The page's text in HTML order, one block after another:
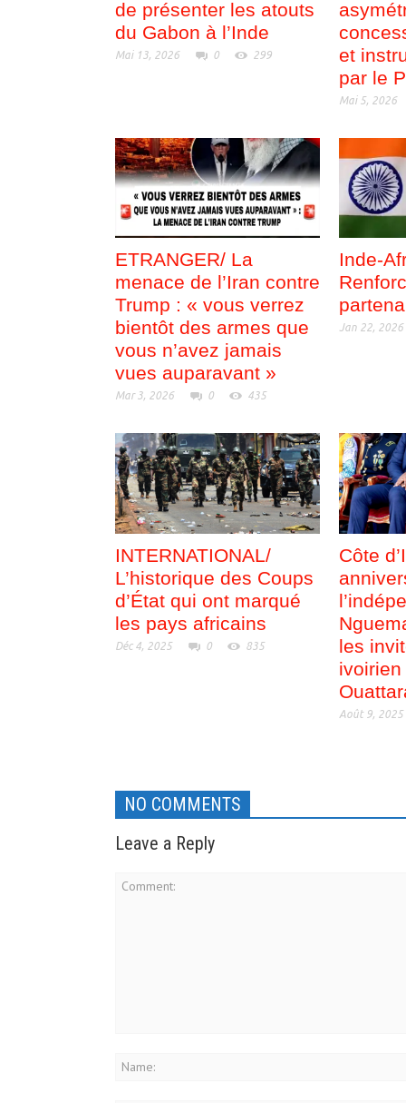
de présenter les atouts
du Gabon à l’Inde
Mai 13, 2026 0 299
et
par le
Mai 5, 2026
ETRANGER/ La
menace de l’Iran contre
Trump : « vous verrez
bientôt des armes que
vous n’avez jamais
vues auparavant »
Mar 3, 2026 0 435
Inde-
Jan 22, 2026
INTERNATIONAL/
L’historique des Coups
d’État qui ont marqué
les pays africains
Déc 4, 2025 0 835
Côte
les
Août 9, 2025
NO COMMENTS
Leave a Reply